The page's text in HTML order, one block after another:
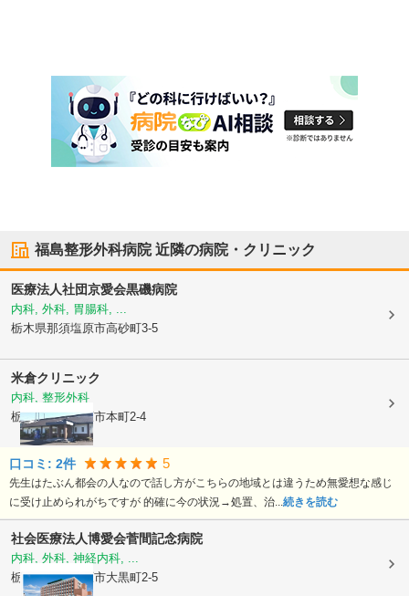
福島整形外科病院近隣の病院・クリニック
医療法人社団京愛会黒磯病院
内科, 外科, 胃腸科, ...
栃木県那須塩原市高砂町3-5
米倉クリニック
内科, 整形外科
栃木県那須塩原市本町2-4
口コミ: 2件 5
先生はたぶん都会の人なので話し方がこちらの地域とは違うため無愛想な感じ
に受け止められがちですが 的確に今の状況→処置、治...続きを読む
社会医療法人博愛会菅間記念病院
内科, 外科, 神経内科, ...
栃木県那須塩原市大黒町2-5